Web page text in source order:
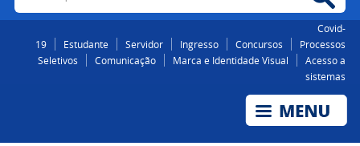
Covid-
19
Estudante Servidor Ingresso Concursos
Processos
Seletivos
Comunicação Marca e Identidade Visual
Acesso a
sistemas